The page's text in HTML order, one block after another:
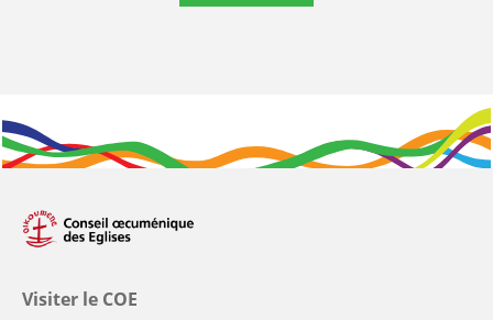
Visiter le COE